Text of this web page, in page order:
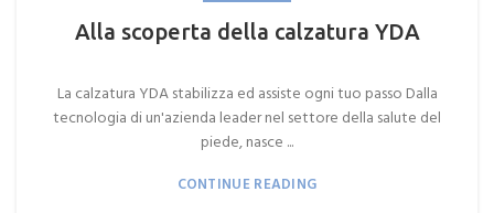
Alla scoperta della calzatura YDA
La calzatura YDA stabilizza ed assiste ogni tuo passo Dalla
tecnologia di un'azienda leader nel settore della salute del
piede, nasce ...
CONTINUE READING